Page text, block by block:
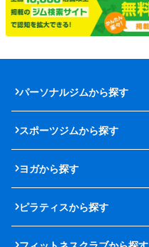
パーソナルジムから探す
スポーツジムから探す
ヨガから探す
ピラティスから探す